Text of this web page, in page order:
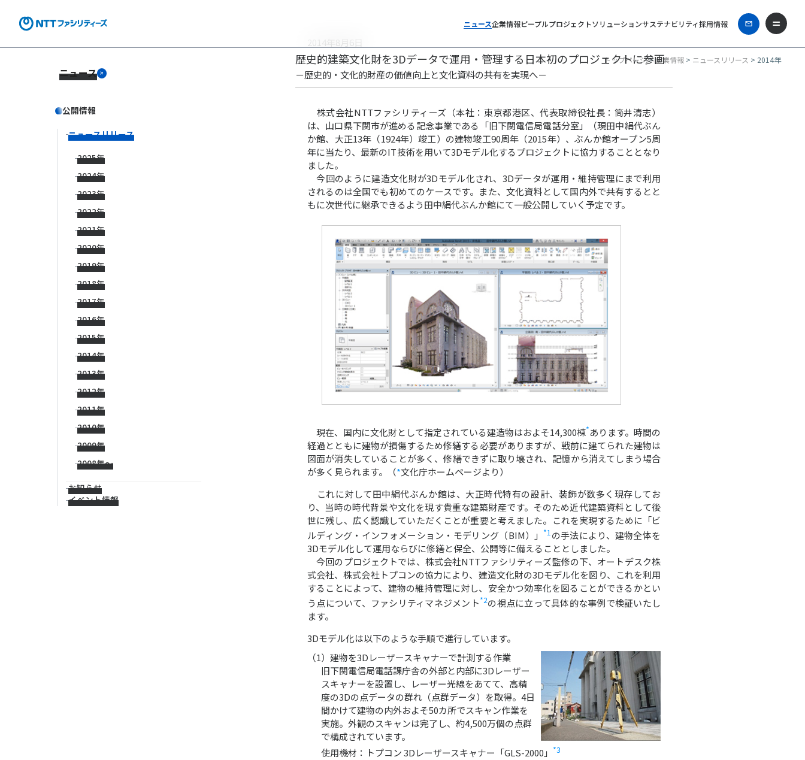
ニュース企業情報ピープルプロジェクトソリューションサステナビリティ採用情報
トップページ>企業情報 > ニュースリリース > 2014年
ニュース
公開情報
ニュースリリース
2025年
2024年
2023年
2022年
2021年
2020年
2019年
2018年
2017年
2016年
2015年
2014年
2013年
2012年
2011年
2010年
2009年
2008年〜
お知らせ
イベント情報
2014年8月6日
歴史的建築文化財を3Dデータで運用・管理する日本初のプロジェクトに参画
－歴史的・文化的財産の価値向上と文化資料の共有を実現へ－
株式会社NTTファシリティーズ（本社：東京都港区、代表取締役社長：筒井清志）
は、山口県下関市が進める記念事業である「旧下関電信局電話分室」（現田中絹代ぶん
か館、大正13年（1924年）竣工）の建物竣工90周年（2015年）、ぶんか館オープン5周
年に当たり、最新のIT技術を用いて3Dモデル化するプロジェクトに協力することとなり
ました。
今回のように建造文化財が3Dモデル化され、3Dデータが運用・維持管理にまで利用
されるのは全国でも初めてのケースです。また、文化資料として国内外で共有するとと
もに次世代に継承できるよう田中絹代ぶんか館にて一般公開していく予定です。
現在、国内に文化財として指定されている建造物はおよそ14,300棟*あります。時間の
経過とともに建物が損傷するため修繕する必要がありますが、戦前に建てられた建物は
図面が消失していることが多く、修繕できずに取り壊され、記憶から消えてしまう場合
が多く見られます。（*文化庁ホームページより）
これに対して田中絹代ぶんか館は、大正時代特有の設計、装飾が数多く現存してお
り、当時の時代背景や文化を現す貴重な建築財産です。そのため近代建築資料として後
世に残し、広く認識していただくことが重要と考えました。これを実現するために「ビ
ルディング・インフォメーション・モデリング（BIM）」 *1の手法により、建物全体を
3Dモデル化して運用ならびに修繕と保全、公開等に備えることとしました。
今回のプロジェクトでは、株式会社NTTファシリティーズ監修の下、オートデスク株
式会社、株式会社トプコンの協力により、建造文化財の3Dモデル化を図り、これを利用
することによって、建物の維持管理に対し、安全かつ効率化を図ることができるかとい
う点について、ファシリティマネジメント*2の視点に立って具体的な事例で検証いたし
ます。
3Dモデル化は以下のような手順で進行しています。
（1）建物を3Dレーザースキャナーで計測する作業
旧下関電信局電話課庁舎の外部と内部に3Dレーザー
スキャナーを設置し、レーザー光線をあてて、高精
度の3Dの点データの群れ（点群データ）を取得。4日
間かけて建物の内外およそ50カ所でスキャン作業を
実施。外観のスキャンは完了し、約4,500万個の点群
で構成されています。
使用機材：トプコン 3Dレーザースキャナー「GLS-2000」 *3